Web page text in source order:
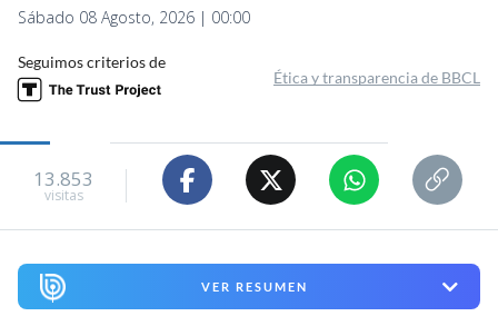
Sábado 08 Agosto, 2026 | 00:00
Seguimos criterios de
Ética y transparencia de BBCL
13.853
visitas
VER RESUMEN